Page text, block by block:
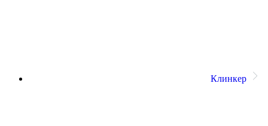
Клинкер